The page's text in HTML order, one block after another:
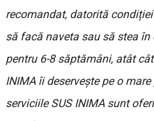
recomandat, datorită
să facă naveta sau să stea
pentru 6-8 săptămâni, atât
INIMA îi deservește pe o
serviciile SUS INIMA sunt